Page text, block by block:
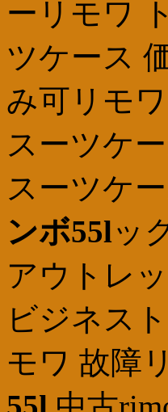
ーリモワ
ツケース
み可リモ
スーツケ
スーツケ
ンボ55lッ
アウトレ
ビジネス
モワ 故障